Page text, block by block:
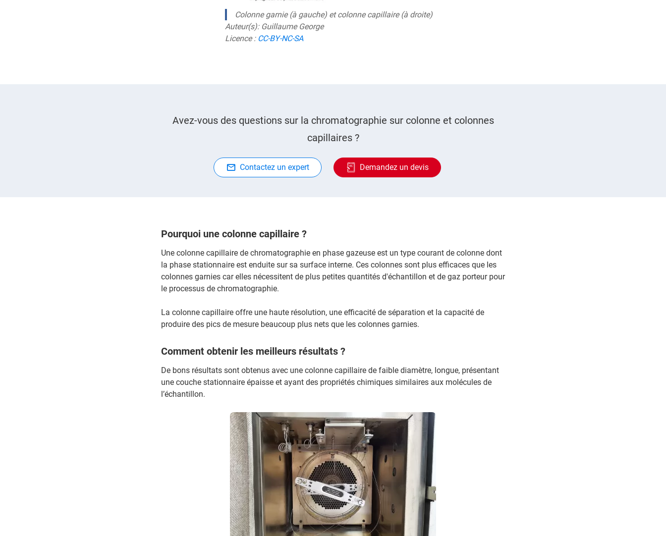
Colonne garnie (à gauche) et colonne capillaire (à droite)
Auteur(s): Guillaume George
Licence : CC-BY-NC-SA
Avez-vous des questions sur la chromatographie sur colonne et colonnes
capillaires ?
Contactez un expert Demandez un devis
Pourquoi une colonne capillaire ?
Une colonne capillaire de chromatographie en phase gazeuse est un type courant de colonne dont
la phase stationnaire est enduite sur sa surface interne. Ces colonnes sont plus efficaces que les
colonnes garnies car elles nécessitent de plus petites quantités d'échantillon et de gaz porteur pour
le processus de chromatographie.
La colonne capillaire offre une haute résolution, une efficacité de séparation et la capacité de
produire des pics de mesure beaucoup plus nets que les colonnes garnies.
Comment obtenir les meilleurs résultats ?
De bons résultats sont obtenus avec une colonne capillaire de faible diamètre, longue, présentant
une couche stationnaire épaisse et ayant des propriétés chimiques similaires aux molécules de
l’échantillon.